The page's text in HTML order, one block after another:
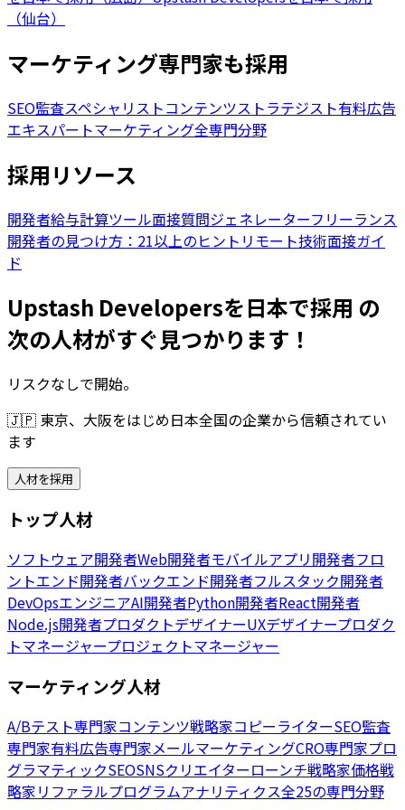
（仙台）
マーケティング専門家も採用
SEO監査スペシャリストコンテンツストラテジスト有料広告
エキスパートマーケティング全専門分野
採用リソース
開発者給与計算ツール面接質問ジェネレーターフリーランス
開発者の見つけ方：21以上のヒント リモート技術面接ガイ
ド
Upstash Developersを日本で採用 の
次の人材がすぐ見つかります！
リスクなしで開始。
🇯🇵 東京、大阪をはじめ日本全国の企業から信頼されてい
ます
人材を採用
トップ人材
ソフトウェア開発者Web開発者モバイルアプリ開発者フロ
ントエンド開発者バックエンド開発者フルスタック開発者
DevOpsエンジニアAI開発者Python開発者React開発者
Node.js開発者プロダクトデザイナーUXデザイナープロダク
トマネージャープロジェクトマネージャー
マーケティング人材
A/Bテスト専門家コンテンツ戦略家コピーライターSEO監査
専門家有料広告専門家メールマーケティングCRO専門家プロ
グラマティックSEOSNSクリエイターローンチ戦略家価格戦
略家リファラルプログラムアナリティクス全25の専門分野